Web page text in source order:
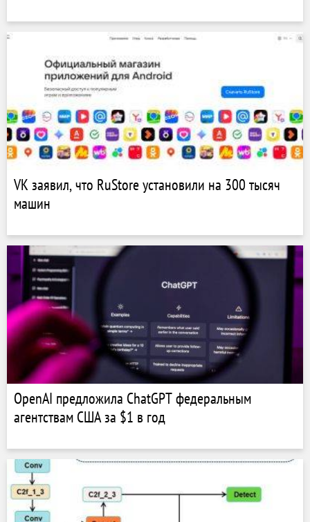
VK заявил, что RuStore установили на 300 тысяч
машин
OpenAI предложила ChatGPT федеральным
агентствам США за $1 в год